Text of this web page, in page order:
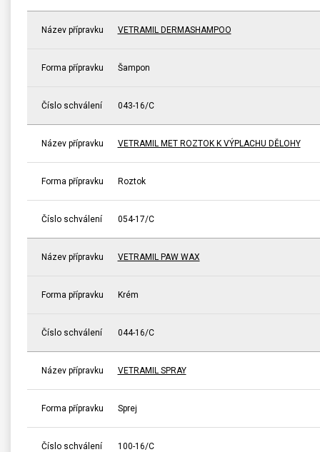
Název přípravku VETRAMIL DERMASHAMPOO
Forma přípravku Šampon
Číslo schválení 043-16/C
Název přípravku VETRAMIL MET ROZTOK K VÝPLACHU DĚLOHY
Forma přípravku Roztok
Číslo schválení 054-17/C
Název přípravku VETRAMIL PAW WAX
Forma přípravku Krém
Číslo schválení 044-16/C
Název přípravku VETRAMIL SPRAY
Forma přípravku Sprej
Číslo schválení 100-16/C